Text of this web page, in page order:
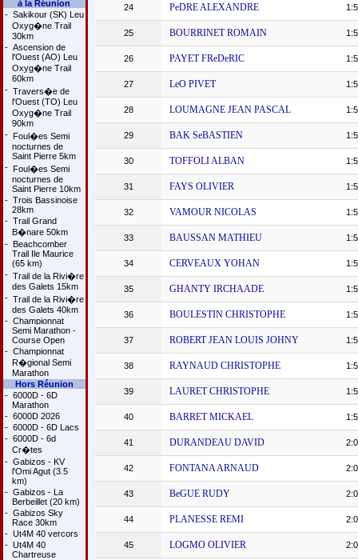
à la Réunion
- Sakikour (SK) Leu
Oxyg�ne Trail
30km
- Ascension de
l'Ouest (AO) Leu
Oxyg�ne Trail
60km
- Travers�e de
l'Ouest (TO) Leu
Oxyg�ne Trail
90km
- Foul�es Semi
nocturnes de
Saint Pierre 5km
- Foul�es Semi
nocturnes de
Saint Pierre 10km
- Trois Bassinoise
28km
- Trail Grand
B�nare 50km
- Beachcomber
Trail Ile Maurice
(65 km)
- Trail de la Rivi�re
des Galets 15km
- Trail de la Rivi�re
des Galets 40km
- Championnat
Semi Marathon -
Course Open
- Championnat
R�gional Semi
Marathon
Hors Réunion
- 6000D - 6D
Marathon
- 6000D 2026
- 6000D - 6D Lacs
- 6000D - 6d
Cr�tes
- Gabizos - KV
l'Omi Agut (3.5
km)
- Gabizos - La
Berbeillet (20 km)
- Gabizos Sky
Race 30km
- Ut4M 40 vercors
- Ut4M 40
Chartreuse
24 PeDRE ALEXANDRE
25 BOURRINET ROMAIN
26 PAYET FReDeRIC
27 LeO PIVET
28 LOUMAGNE JEAN PASCAL
29 BAK SeBASTIEN
30 TOFFOLI ALBAN
31 FAYS OLIVIER
32 VAMOUR NICOLAS
33 BAUSSAN MATHIEU
34 CERVEAUX YOHAN
35 GHANTY IRCHAADE
36 BOULESTIN CHRISTOPHE
37 ROBERT JEAN LOUIS JOHNY
38 RAYNAUD CHRISTOPHE
39 LAURET CHRISTOPHE
40 BARRET MICKAEL
41 DURANDEAU DAVID
42 FONTANA ARNAUD
43 BeGUE RUDY
44 PLANESSE REMI
45 LOGMO OLIVIER